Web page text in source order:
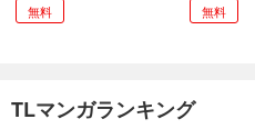
無料 無料
TLマンガランキング